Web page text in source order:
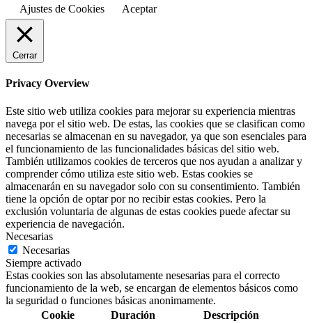
Ajustes de Cookies
Aceptar
Cerrar
Privacy Overview
Este sitio web utiliza cookies para mejorar su experiencia mientras
navega por el sitio web. De estas, las cookies que se clasifican como
necesarias se almacenan en su navegador, ya que son esenciales para
el funcionamiento de las funcionalidades básicas del sitio web.
También utilizamos cookies de terceros que nos ayudan a analizar y
comprender cómo utiliza este sitio web. Estas cookies se
almacenarán en su navegador solo con su consentimiento. También
tiene la opción de optar por no recibir estas cookies. Pero la
exclusión voluntaria de algunas de estas cookies puede afectar su
experiencia de navegación.
Necesarias
Necesarias
Siempre activado
Estas cookies son las absolutamente nesesarias para el correcto
funcionamiento de la web, se encargan de elementos básicos como
la seguridad o funciones básicas anonimamente.
Cookie
Duración Descripción